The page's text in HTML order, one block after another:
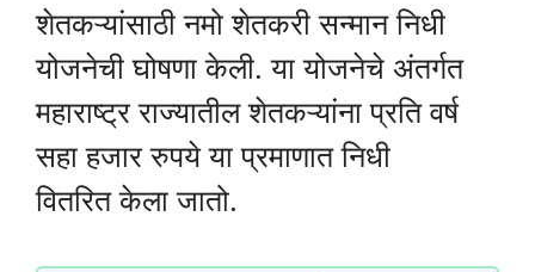
शेतकऱ्यांसाठी नमो शेतकरी सन्मान निधी
योजनेची घोषणा केली. या योजनेचे अंतर्गत
महाराष्ट्र राज्यातील शेतकऱ्यांना प्रति वर्ष
सहा हजार रुपये या प्रमाणात निधी
वितरित केला जातो.